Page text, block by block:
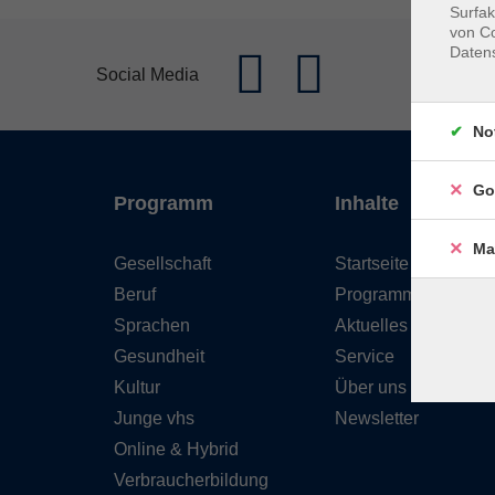
Social Media
Programm
Gesellschaft
Beruf
Sprachen
Gesundheit
Kultur
Junge vhs
Online & Hybrid
Verbraucherbildung
Inhalte
Startseite
Programm
Aktuelles
Service
Über uns
Newsletter
von